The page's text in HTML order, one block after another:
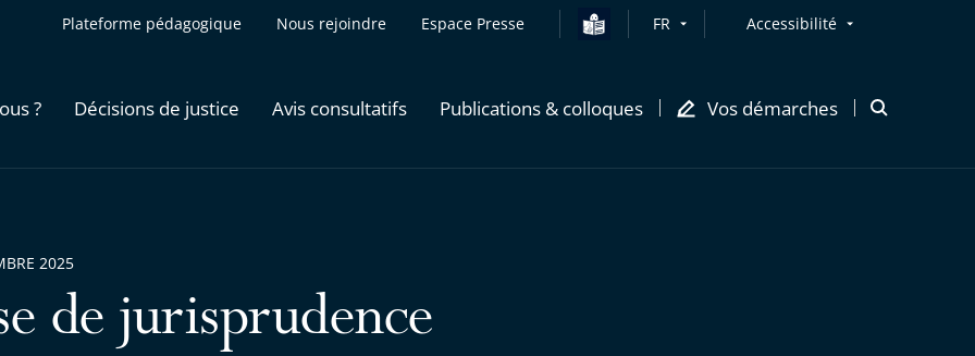
Plateforme pédagogique Nous rejoindre Espace Presse FR Accessibilité
? Décisions de justice Avis consultatifs Publications & colloques Vos démarches
Ouvrir
de jurisprudence
2025